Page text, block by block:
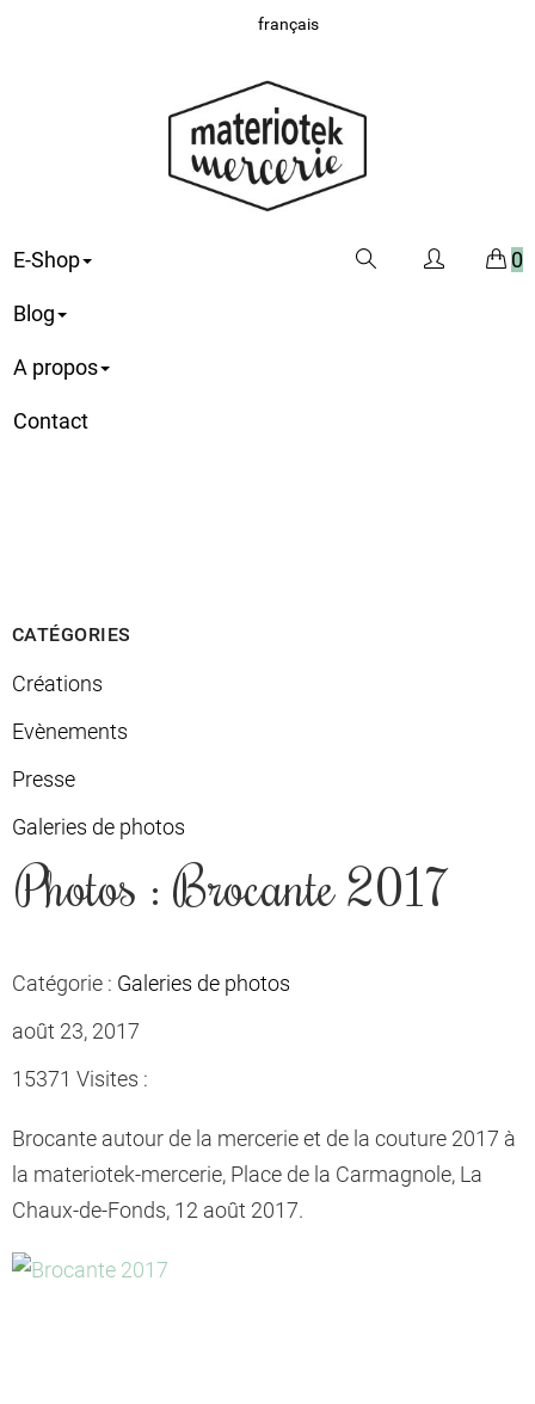
français
E-Shop
Blog
A propos
Contact
0
CATÉGORIES
Créations
Evènements
Presse
Galeries de photos
Photos : Brocante 2017
Catégorie : Galeries de photos
août 23, 2017
15371 Visites :
Brocante autour de la mercerie et de la couture 2017 à
la materiotek-mercerie, Place de la Carmagnole, La
Chaux-de-Fonds, 12 août 2017.